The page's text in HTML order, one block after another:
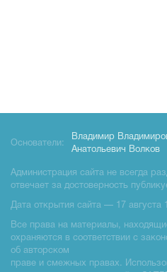
Основатели:
Владимир
Анатольевич Волков
Администрация сайта не всегда
отвечает за достоверность
Дата открытия сайта — 17 августа
Все права на материалы,
охраняются в соответствии с
об авторском
праве и смежных правах.